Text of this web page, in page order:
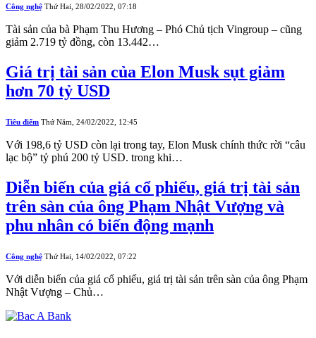
Công nghệ Thứ Hai, 28/02/2022, 07:18
Tài sản của bà Phạm Thu Hương – Phó Chủ tịch Vingroup – cũng
giảm 2.719 tỷ đồng, còn 13.442…
Giá trị tài sản của Elon Musk sụt giảm
hơn 70 tỷ USD
Tiêu điểm Thứ Năm, 24/02/2022, 12:45
Với 198,6 tỷ USD còn lại trong tay, Elon Musk chính thức rời “câu
lạc bộ” tỷ phú 200 tỷ USD. trong khi…
Diễn biến của giá cổ phiếu, giá trị tài sản
trên sàn của ông Phạm Nhật Vượng và
phu nhân có biến động mạnh
Công nghệ Thứ Hai, 14/02/2022, 07:22
Với diễn biến của giá cổ phiếu, giá trị tài sản trên sàn của ông Phạm
Nhật Vượng – Chủ…